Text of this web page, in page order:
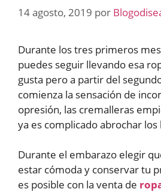
14 agosto, 2019 por
Durante los tres primeros
puedes seguir llevando esa
gusta pero a partir del
comienza la sensación de
opresión, las cremalleras
ya es complicado abrochar
Durante el embarazo elegir
estar cómoda y conservar tu
es posible con la venta de